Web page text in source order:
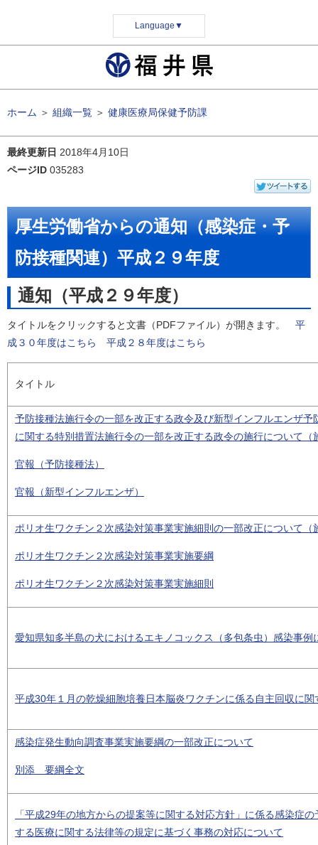
Language ▼
ホーム ＞ 組織一覧 ＞ 健康医療局保健予防課
最終更新日 2018年4月10日
ページID 035283
厚生労働省からの通知（感染症・予
防接種関連）平成２９年度
通知（平成２９年度）
タイトルをクリックすると文書（PDFファイル）が開きます。 平
成３０年度はこちら
平成２８年度はこちら
タイトル
予防接種法施行令の一部を改正する政令及び新型インフルエンザ予
に関する特別措置法施行令の一部を改正する政令の施行について（
官報（予防接種法）
官報（新型インフルエンザ）
ポリオ生ワクチン２次感染対策事業実施細則の一部改正について（
ポリオ生ワクチン２次感染対策事業実施要綱
ポリオ生ワクチン２次感染対策事業実施細則
愛知県知多半島の犬におけるエキノコックス（多包条虫）感染事例
平成30年１月の乾燥細胞培養日本脳炎ワクチンに係る自主回収に
感染症発生動向調査事業実施要綱の一部改正について
別添 要綱全文
「平成29年の地方からの提案等に関する対応方針」に係る感染症
する医療に関する法律等の規定に基づく事務の対応について